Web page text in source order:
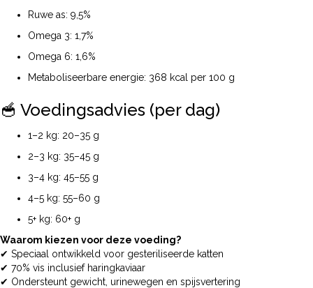
Ruwe as: 9,5%
Omega 3: 1,7%
Omega 6: 1,6%
Metaboliseerbare energie: 368 kcal per 100 g
🥣 Voedingsadvies (per dag)
1–2 kg: 20–35 g
2–3 kg: 35–45 g
3–4 kg: 45–55 g
4–5 kg: 55–60 g
5+ kg: 60+ g
Waarom kiezen voor deze voeding?
✔ Speciaal ontwikkeld voor gesteriliseerde katten
✔ 70% vis inclusief haringkaviaar
✔ Ondersteunt gewicht, urinewegen en spijsvertering